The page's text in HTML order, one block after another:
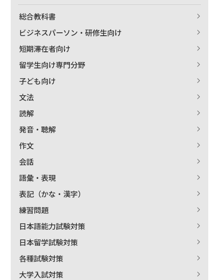
総合教科書
ビジネスパーソン・研修生向け
短期滞在者向け
留学生向け専門分野
子ども向け
文法
読解
発音・聴解
作文
会話
語彙・表現
表記（かな・漢字）
練習問題
日本語能力試験対策
日本留学試験対策
各種試験対策
大学入試対策